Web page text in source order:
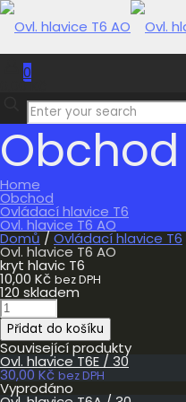
0
0,00 Kč
Obchod
Home
Obchod
Ovládací hlavice T6
Ovl. hlavice T6 AO
Domů / Ovládací hlavice T6
Ovl. hlavice T6 AO
kryt hlavic T6
10,00 Kč bez DPH
120 skladem
Ovl.
hlavice
T6
AO
množství
Přidat do košíku
Související produkty
Ovl. hlavice T6E / 30
30,00 Kč bez DPH
Vyprodáno